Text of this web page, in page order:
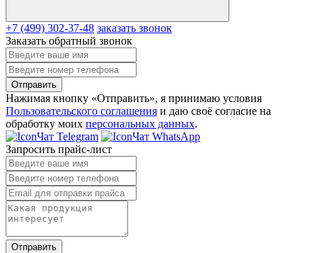
+7 (499) 302-37-48 заказать звонок
Заказать обратный звонок
Отправить
Нажимая кнопку «Отправить», я принимаю условия
Пользовательского соглашения и даю своё согласие на
обработку моих персональных данных.
Чат Telegram
Чат WhatsApp
Запросить прайс-лист
Отправить